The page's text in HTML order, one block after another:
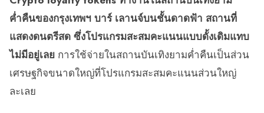
ค่ำคืนของกรุงเทพฯ บาร์ เลานจ์บนชั้นดาดฟ้า สถานที่
แสดงดนตรีสด ซึ่งโปรแกรมสะสมคะแนนแบบดั้งเดิมแทบ
ไม่มีอยู่เลย การใช้จ่ายในสถานบันเทิงยามค่ำคืนเป็นส่วน
เศรษฐกิจขนาดใหญ่ที่โปรแกรมสะสมคะแนนส่วนใหญ่
ละเลย